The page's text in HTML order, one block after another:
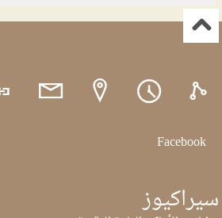
Facebook
سيراكيوز